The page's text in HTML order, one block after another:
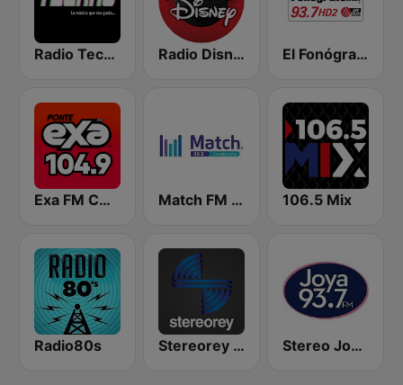
Radio Techno México Radio Disney México El Fonógrafo HD2
Exa FM CDMX Match FM 99.3 106.5 Mix
Radio80s Stereorey México Stereo Joya FM